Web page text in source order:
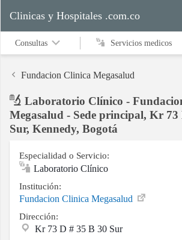
Servicios
medicos
Ciudades
Buscar
Clinicas y Hospitales .com.co
Consultas Servicios medicos
Fundacion Clinica Megasalud
Laboratorio Clínico -
Megasalud - Sede principal, Kr 73
Sur, Kennedy, Bogotá
Especialidad o Servicio:
Laboratorio Clínico
Institución:
Fundacion Clinica Megasalud
Dirección:
Kr 73 D # 35 B 30 Sur